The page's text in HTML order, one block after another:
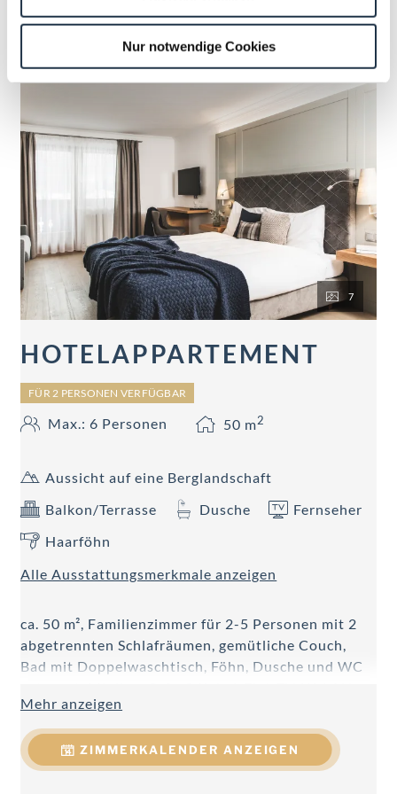
Nur notwendige Cookies
7
HOTELAPPARTEMENT
FÜR 2 PERSONEN VERFÜGBAR
Max.: 6 Personen 50 m2
Aussicht auf eine Berglandschaft
Balkon/Terrasse
Dusche
Fernseher
Haarföhn
Alle Ausstattungsmerkmale anzeigen
ca. 50 m², Familienzimmer für 2-5 Personen mit 2
abgetrennten Schlafräumen, gemütliche Couch,
Bad mit Doppelwaschtisch, Föhn, Dusche und WC
Telefon, Balkon.
Mehr anzeigen
ZIMMERKALENDER ANZEIGEN